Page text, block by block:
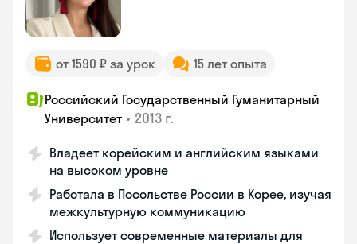
от 1590 ₽ за урок 15 лет опыта
Российский Государственный Гуманитарный
Университет • 2013 г.
Владеет корейским и английским языками
на высоком уровне
Работала в Посольстве России в Корее, изучая
межкультурную коммуникацию
Использует современные материалы для